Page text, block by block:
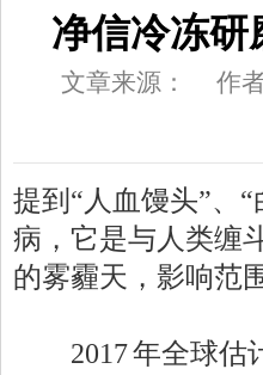
净信冷冻研
文章来源： 作
提到“人血馒头”、
病，它是与人类缠
的雾霾天，影响范
2017 年全球估计